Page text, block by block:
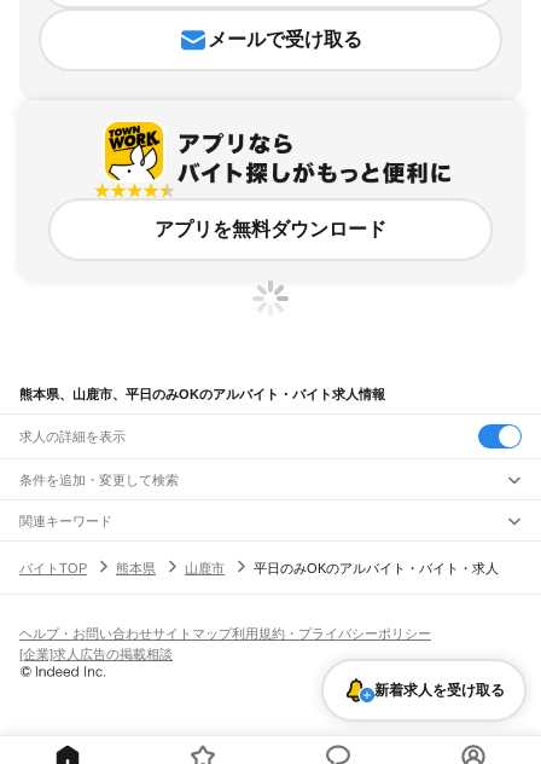
メールで受け取る
アプリを無料ダウンロード
熊本県、山鹿市、平日のみOKのアルバイト・バイト求人情報
求人の詳細を表示
条件を追加・変更して検索
市区町村を追加・変更
熊本県すべて
八代市人吉市荒尾市水俣市玉名市山鹿市菊池市宇土市上天草市宇城市
天草市合志市植木町 阿蘇郡上益城郡八代郡葦北郡
駅を追加・変更
荒尾駅 南荒尾駅 長洲駅 大野下駅 玉名駅肥後伊倉駅 木葉駅 田原坂駅
崇城大学前駅上熊本駅熊本駅西熊本駅川尻駅富合駅宇土駅松橋駅小川駅
千丁駅新八代駅八代駅
東海学園前駅竜田口駅武蔵塚駅
いこいの村駅
波野駅滝水駅
飲食・フードサービス
飲食・フードサービス
ホールスタッフ
皿洗い・洗い場精肉・鮮魚加工
バー（BAR）・バーテンダー
飲食店（店長・マネージャー）
営業・販売
特徴を追加・変更
人気
髪型・髪色自由ひげOKネイルOK
留学生・外国人活躍中
短期 単発・1日OK 期間限定（春夏冬休み等）
契約社員
関連キーワード
熊本県 熊本市 平日のみOK 仕分け熊本県 平日のみOK ほっと
バイトTOP 熊本県 山鹿市 平日のみOKのアルバイト・バイト・求人
新着求人を受け取る
ヘルプ・お問い合わせサイトマップ利用規約・プライバシーポリシー
[企業]求人広告の掲載相談